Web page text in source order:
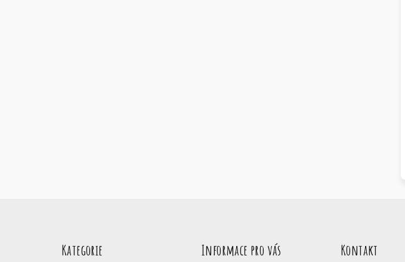
Kategorie Informace pro vás Kontakt